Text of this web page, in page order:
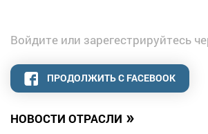
НОВОСТИ ОТРАСЛИ »
Войдите или зарегестрируйтесь
ПРОДОЛЖИТЬ С FACEBOOK